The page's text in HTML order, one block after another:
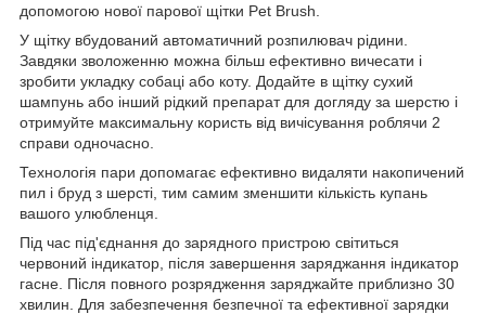
допомогою нової парової щітки Pet Brush.
У щітку вбудований автоматичний розпилювач рідини.
Завдяки зволоженню можна більш ефективно вичесати і
зробити укладку собаці або коту. Додайте в щітку сухий
шампунь або інший рідкий препарат для догляду за шерстю і
отримуйте максимальну користь від вичісування роблячи 2
справи одночасно.
Технологія пари допомагає ефективно видаляти накопичений
пил і бруд з шерсті, тим самим зменшити кількість купань
вашого улюбленця.
Під час під'єднання до зарядного пристрою світиться
червоний індикатор, після завершення заряджання індикатор
гасне. Після повного розрядження заряджайте приблизно 30
хвилин. Для забезпечення безпечної та ефективної зарядки